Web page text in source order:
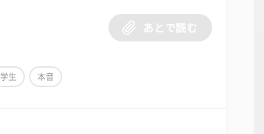
あとで読む
生 本音